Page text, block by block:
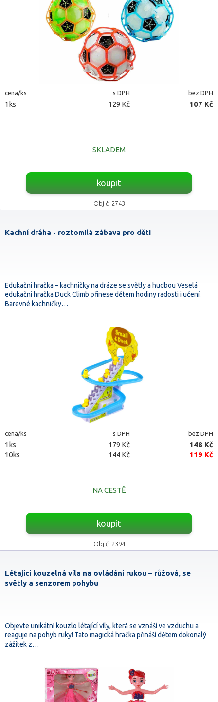
cena/ks s DPH bez DPH
1ks 129 Kč 107 Kč
SKLADEM
koupit
Obj.č. 2743
Kachní dráha - roztomilá zábava pro děti
Edukační hračka – kachničky na dráze se světly a hudbou Veselá
edukační hračka Duck Climb přinese dětem hodiny radosti i učení.
Barevné kachničky…
cena/ks s DPH bez DPH
1ks 179 Kč
148 Kč
10ks
144 Kč 119 Kč
NA CESTĚ
koupit
Obj.č. 2394
Létající kouzelná víla na ovládání rukou – růžová, se
světly a senzorem pohybu
Objevte unikátní kouzlo létající víly, která se vznáší ve vzduchu a
reaguje na pohyb ruky! Tato magická hračka přináší dětem dokonalý
zážitek z…